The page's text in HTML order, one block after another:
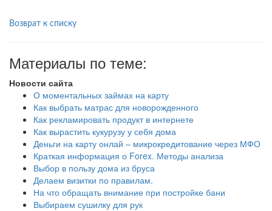
Возврат к списку
Материалы по теме:
Новости сайта
О моментальных займах на карту
Как выбрать матрас для новорожденного
Как рекламировать продукт в интернете
Как вырастить кукурузу у себя дома
Деньги на карту онлай – микрокредитование через МФО
Краткая информация о Forex. Методы анализа
Выбор в пользу дома из бруса
Делаем визитки по правилам.
На что обращать внимание при постройке бани
Выбираем сушилку для рук